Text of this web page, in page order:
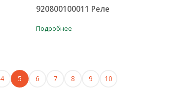
920800100011 Реле
Подробнее
4 5 6 7 8 9 10